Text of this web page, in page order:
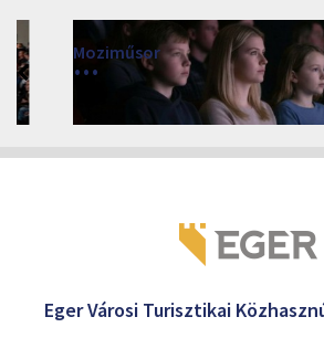
Moziműsor
Cinema Agria, Eger 3300, Törvényház
Eger Városi Turisztikai